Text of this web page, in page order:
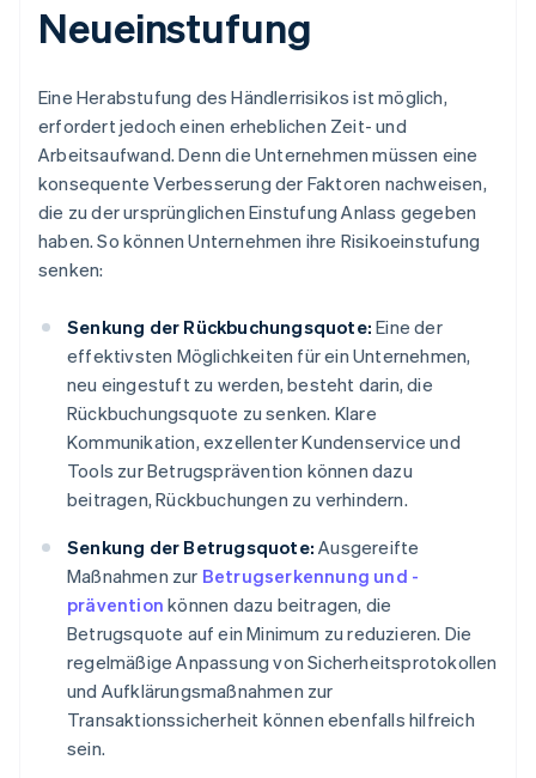
Neueinstufung
Eine Herabstufung des Händlerrisikos ist möglich,
erfordert jedoch einen erheblichen Zeit- und
Arbeitsaufwand. Denn die Unternehmen müssen eine
konsequente Verbesserung der Faktoren nachweisen,
die zu der ursprünglichen Einstufung Anlass gegeben
haben. So können Unternehmen ihre Risikoeinstufung
senken:
Senkung der Rückbuchungsquote: Eine der
effektivsten Möglichkeiten für ein Unternehmen,
neu eingestuft zu werden, besteht darin, die
Rückbuchungsquote zu senken. Klare
Kommunikation, exzellenter Kundenservice und
Tools zur Betrugsprävention können dazu
beitragen, Rückbuchungen zu verhindern.
Senkung der Betrugsquote: Ausgereifte
Maßnahmen zur Betrugserkennung und -
prävention können dazu beitragen, die
Betrugsquote auf ein Minimum zu reduzieren. Die
regelmäßige Anpassung von Sicherheitsprotokollen
und Aufklärungsmaßnahmen zur
Transaktionssicherheit können ebenfalls hilfreich
sein.